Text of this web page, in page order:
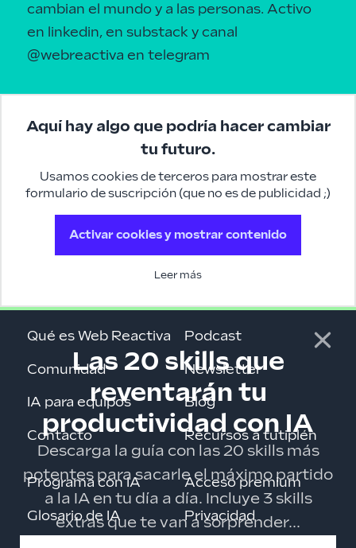
cambian el mundo y a las personas. Activo
en linkedin, en substack y canal
@webreactiva en telegram
Aquí hay algo que podría hacer cambiar
tu futuro.
Usamos cookies de terceros para mostrar este
formulario de suscripción (que no es de publicidad ;)
Activar cookies y mostrar contenido
Leer más
Las 20 skills que
reventarán tu
productividad con IA
Descarga la guía con las 20 skills más
potentes para sacarle el máximo partido
a la IA en tu día a día. Incluye 3 skills
extras que te van a sorprender...
Qué es Web Reactiva
Comunidad
IA para equipos
Contacto
Podcast
Newsletter
Blog
Recursos a tutiplén
Programa con IA
Glosario de IA
Acceso premium
Privacidad